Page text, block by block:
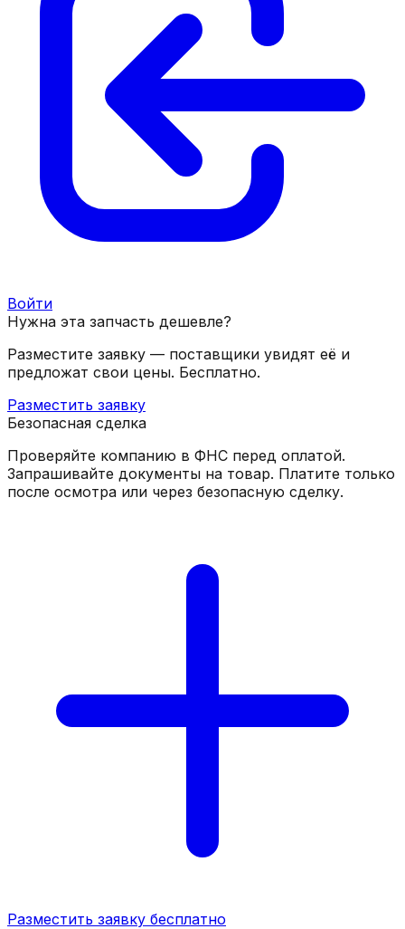
Войти
Нужна эта запчасть дешевле?
Разместите заявку — поставщики увидят её и
предложат свои цены. Бесплатно.
Разместить заявку
Безопасная сделка
Проверяйте компанию в ФНС перед оплатой.
Запрашивайте документы на товар. Платите только
после осмотра или через безопасную сделку.
Разместить заявку бесплатно